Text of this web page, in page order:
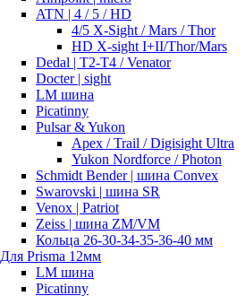
ATN | 4 / 5 / HD
4/5 X-Sight / Mars / Thor
HD X-sight I+II/Thor/Mars
Dedal | T2-T4 / Venator
Docter | sight
LM шина
Picatinny
Pulsar & Yukon
Apex / Trail / Digisight Ultra
Yukon Nordforce / Photon
Schmidt Bender | шина Convex
Swarovski | шина SR
Venox | Patriot
Zeiss | шина ZM/VM
Кольца 26-30-34-35-36-40 мм
Для Prisma 12мм
LM шина
Picatinny